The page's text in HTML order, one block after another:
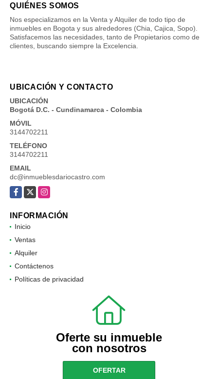
QUIÉNES SOMOS
Nos especializamos en la Venta y Alquiler de todo tipo de
inmuebles en Bogota y sus alrededores (Chia, Cajica, Sopo).
Satisfacemos las necesidades, tanto de Propietarios como de
clientes, buscando siempre la Excelencia.
UBICACIÓN Y CONTACTO
UBICACIÓN
Bogotá D.C. - Cundinamarca - Colombia
MÓVIL
3144702211
TELÉFONO
3144702211
EMAIL
dc@inmueblesdariocastro.com
Facebook
X Instagram
INFORMACIÓN
Inicio
Ventas
Alquiler
Contáctenos
Políticas de privacidad
Oferte su inmueble
con nosotros
OFERTAR